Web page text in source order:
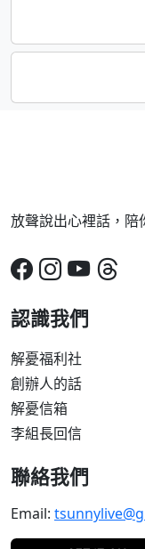
放聲說出心裡話，陪
認識我們
解憂福利社
創辦人的話
解憂信箱
李組長回信
聯絡我們
Email: